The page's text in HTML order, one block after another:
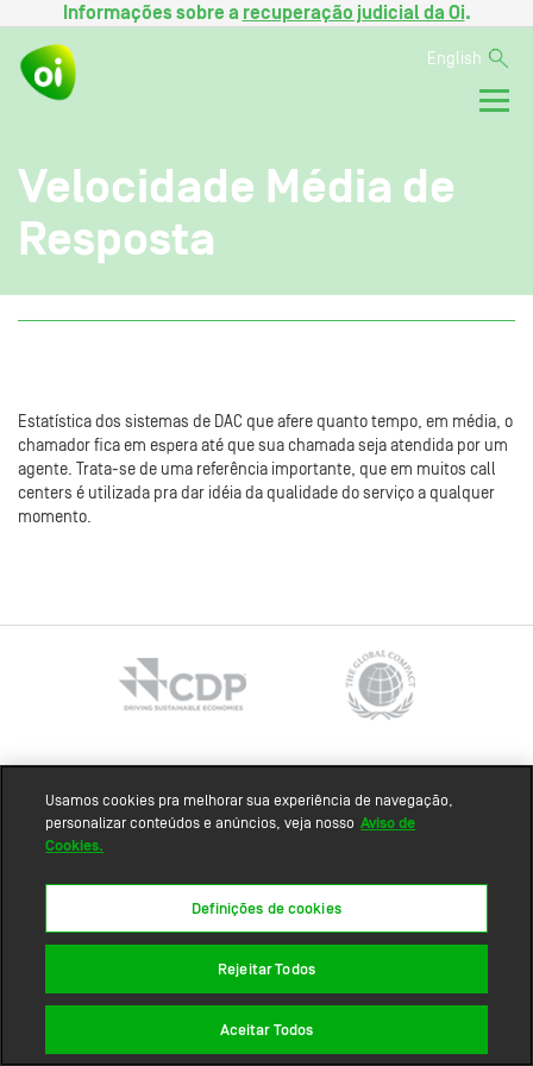
Informações sobre a recuperação judicial da Oi.
English
Velocidade Média de
Resposta
Estatística dos sistemas de DAC que afere quanto tempo, em média, o
chamador fica em espera até que sua chamada seja atendida por um
agente. Trata-se de uma referência importante, que em muitos call
centers é utilizada pra dar idéia da qualidade do serviço a qualquer
momento.
Usamos cookies pra melhorar sua experiência de navegação,
personalizar conteúdos e anúncios, veja nosso Aviso de
Cookies.
Definições de cookies
Rejeitar Todos
Aceitar Todos